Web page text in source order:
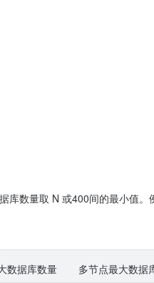
库数量取 N 或400间的最小值
数据库数量 多节点最大数据